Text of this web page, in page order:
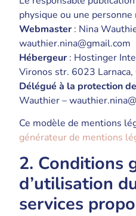
physique ou une personne
Webmaster : Nina
wauthier.nina@gmail.com
Hébergeur : Hostinger
Vironos str. 6023 Larnaca,
Délégué à la protection
Wauthier –
Ce modèle de mentions
générateur de mentions
2. Conditions
d’utilisation
services